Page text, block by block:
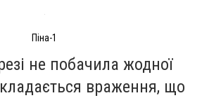
Піна-1
не побачила жодної
враження, що